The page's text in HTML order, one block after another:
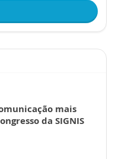
mais
da SIGNIS